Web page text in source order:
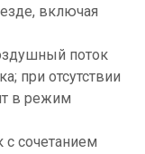
включая
поток
при отсутствии
в режим
сочетанием